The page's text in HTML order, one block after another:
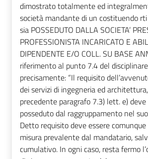
dimostrato totalmente ed
società mandante di un costituendo
sia POSSEDUTO DALLA SOCIETA’
PROFESSIONISTA INCARICATO E
DIPENDENTE E/O COLL. SU BASE
riferimento al punto 7.4 del
precisamente: “Il requisito
dei servizi di ingegneria ed
precedente paragrafo 7.3) lett. e) deve
posseduto dal raggruppamento nel
Detto requisito deve essere
misura prevalente dal mandatario,
cumulativo. In ogni caso, resta fermo